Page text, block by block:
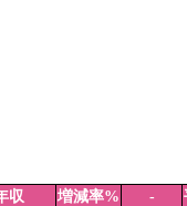
収 増減率% -